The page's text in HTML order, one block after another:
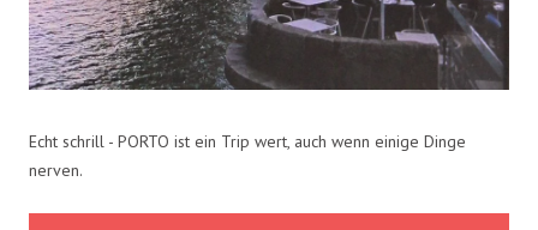
Echt schrill - PORTO ist ein Trip wert, auch wenn einige Dinge
nerven.